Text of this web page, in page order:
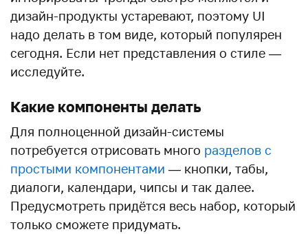
дизайн-продукты устаревают, поэтому UI
надо делать в том виде, который популярен
сегодня. Если нет представления о стиле —
исследуйте.
Какие компоненты делать
Для полноценной дизайн-системы
потребуется отрисовать много разделов с
простыми компонентами — кнопки, табы,
диалоги, календари, чипсы и так далее.
Предусмотреть придётся весь набор, который
только сможете придумать.